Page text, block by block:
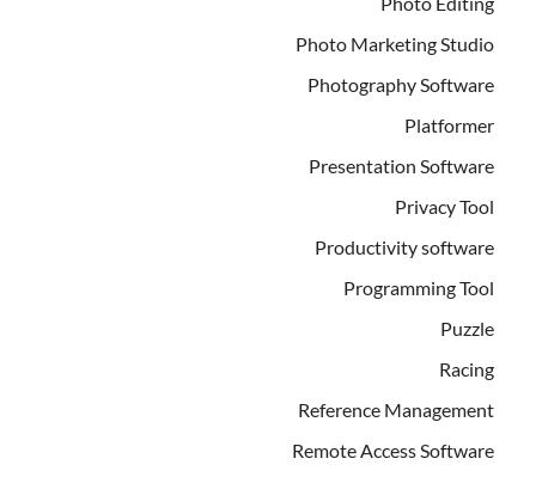
Photo Marketing Studio
Photography Software
Platformer
Presentation Software
Privacy Tool
Productivity software
Programming Tool
Puzzle
Racing
Reference Management
Remote Access Software